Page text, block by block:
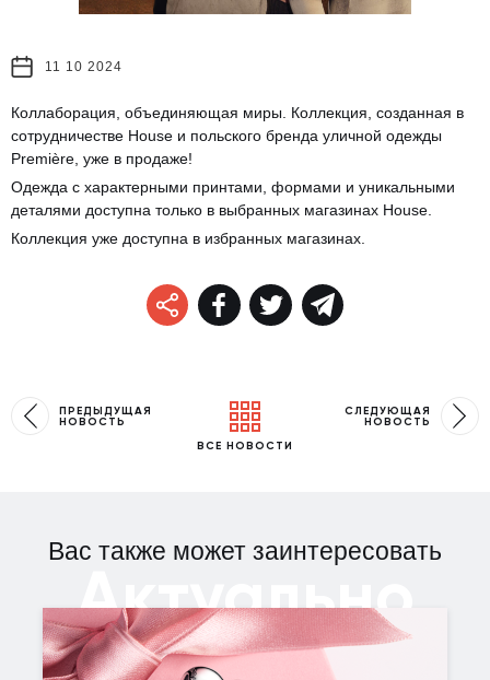
11 10 2024
Коллаборация, объединяющая миры. Коллекция, созданная в
сотрудничестве House и польского бренда уличной одежды
Première, уже в продаже!
Одежда с характерными принтами, формами и уникальными
деталями доступна только в выбранных магазинах House.
Коллекция уже доступна в избранных магазинах.
ПРЕДЫДУЩАЯ
НОВОСТЬ
ВСЕ НОВОСТИ
СЛЕДУЮЩАЯ
НОВОСТЬ
Вас также может заинтересовать
Актуально